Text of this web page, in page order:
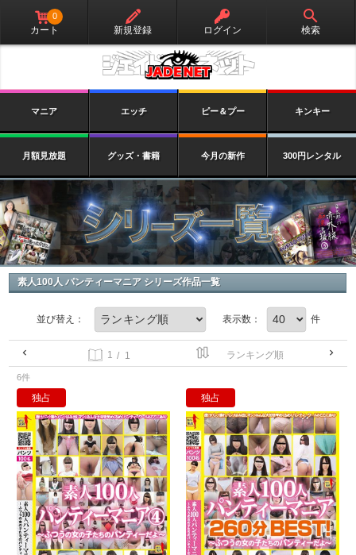
カート
0
新規登録 ログイン 検索
マニア エッチ ピー＆プー キンキー
月額見放題 グッズ・書籍 今月の新作 300円レンタル
素人100人 パンティーマニア シリーズ作品一覧
並び替え： 表示数： 件
/ 1
6件
独占
素人100人 パンティーマニア④ ～
独占
素